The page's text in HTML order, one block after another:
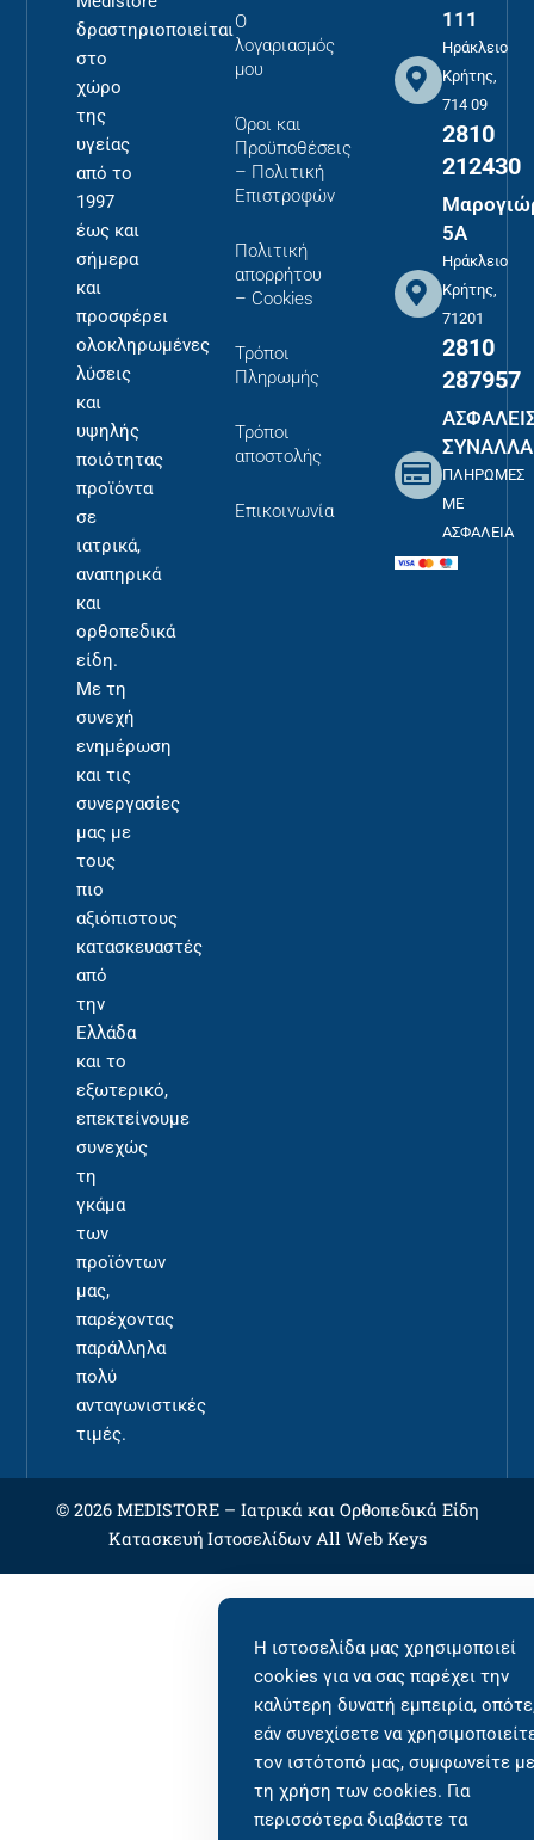
δραστηριοποιείται
στο
χώρο
της
υγείας
από το
1997
έως και
σήμερα
και
προσφέρει
ολοκληρωμένες
λύσεις
και
υψηλής
ποιότητας
προϊόντα
σε
ιατρικά,
αναπηρικά
και
ορθοπεδικά
είδη.
Με τη
συνεχή
ενημέρωση
και τις
συνεργασίες
μας με
τους
πιο
αξιόπιστους
κατασκευαστές
από
την
Ελλάδα
και το
εξωτερικό,
επεκτείνουμε
συνεχώς
τη
γκάμα
των
προϊόντων
μας,
παρέχοντας
παράλληλα
πολύ
ανταγωνιστικές
τιμές.
Ο
λογαριασμός
μου
Όροι και
Προϋποθέσεις
– Πολιτική
Επιστροφών
Πολιτική
απορρήτου
– Cookies
Τρόποι
Πληρωμής
Τρόποι
αποστολής
Επικοινωνία
111
Ηράκλειο
Κρήτης,
714 09
2810
212430
5Α
Ηράκλειο
Κρήτης,
71201
2810
287957
ΠΛΗΡΩΜΕΣ
ΜΕ
ΑΣΦΑΛΕΙΑ
© 2026 MEDISTORE – Ιατρικά και Ορθοπεδικά Είδη
Κατασκευή ΙστοσελίδωνAll Web Keys
Η ιστοσελίδα μας χρησιμοποιεί
cookies για να σας παρέχει την
καλύτερη δυνατή εμπειρία,
εάν συνεχίσετε να
τον ιστότοπό μας, συμφωνείτε με
τη χρήση των cookies. Για
περισσότερα διαβάστε τα